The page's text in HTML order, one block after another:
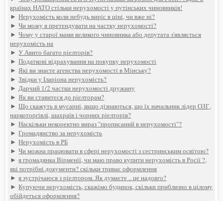
країнах НАТО стільки нерухомості у путінських чиновників!
►Нерухомість коли небудь виріс в ціні, чи вже ні?
►Чи можу я претендувати на частку нерухомості?
►Чому у старої мами великого чиновника або депутата з'являється
нерухомість на
►У Авито багато ріелторів?
►Податкові відрахування на покупку нерухомості
►Які ви знаєте агенства нерухомості в Мінську?
►Звідки у Іларіона нерухомість?
►Дарчий 1/2 частки нерухомості дружину
►Як ви ставитеся до ріелторам?
►Що скажуть в мусарні, якщо дізнаються, що їх начальник лідер ОЗГ,
наркоторгівлі, шахраїв і чорних ріелторів?
►Наскільки некоректно вираз "прописаний в нерухомості"?
►Громадянство за нерухомість
►Нерухомість в РБ
►Чи можна працювати в сфері нерухомості з сестринським освітою?
►я громадянка Вірменії, чи маю право купити нерухомість в Росії ?,
які потрібні документи? скільки триває оформлення
►я зустрічаюся з ріелтором. Як думаєте .. це надовго?
►Купуючи нерухомість, скажімо будинок, скільки приблизно в цілому
обійдеться оформлення?